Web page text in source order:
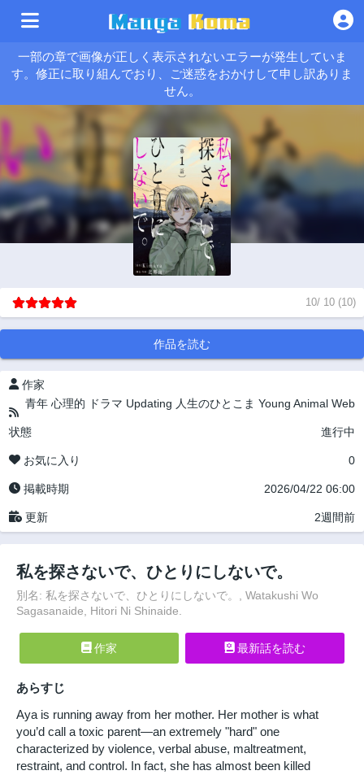
一部の章で画像が正しく表示されないエラーが発生していま
す。修正に取り組んでおり、ご迷惑をおかけして申し訳ありま
せん。
10/ 10 (10)
作品を読む
作家
青年 心理的 ドラマ Updating 人生のひとこま Young Animal Web
状態 進行中
お気に入り 0
掲載時期 2026/04/22 06:00
更新 2週間前
私を探さないで、ひとりにしないで。
別名: 私を探さないで、ひとりにしないで。, Watakushi Wo
Sagasanaide, Hitori Ni Shinaide.
作家 最新話を読む
あらすじ
Aya is running away from her mother. Her mother is what
you’d call a toxic parent—an extremely "hard" one
characterized by violence, verbal abuse, maltreatment,
restraint, and control. In fact, she has almost been killed